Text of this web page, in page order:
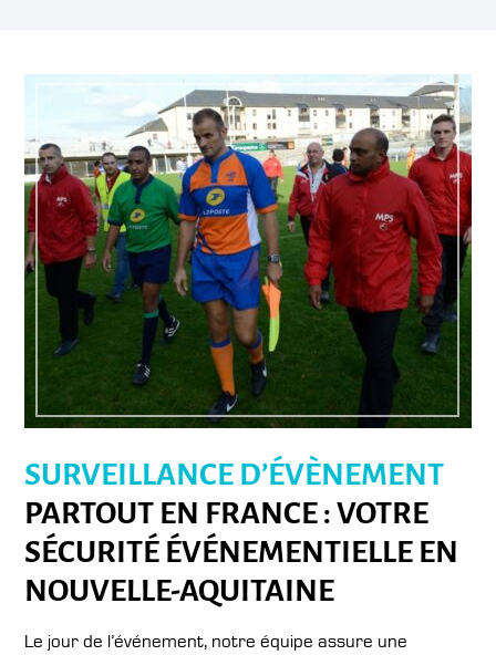
SURVEILLANCE D’ÉVÈNEMENT
PARTOUT EN FRANCE : VOTRE
SÉCURITÉ ÉVÉNEMENTIELLE EN
NOUVELLE-AQUITAINE
Le jour de l’événement, notre équipe assure une